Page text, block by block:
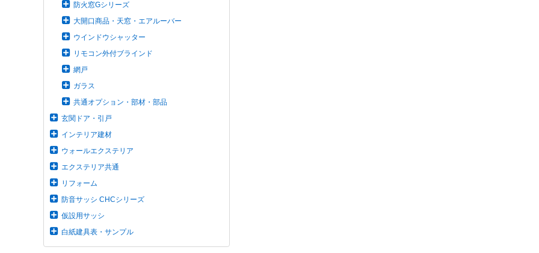
防火窓Gシリーズ
大開口商品・天窓・エアルーバー
ウインドウシャッター
リモコン外付ブラインド
網戸
ガラス
共通オプション・部材・部品
玄関ドア・引戸
インテリア建材
ウォールエクステリア
エクステリア共通
リフォーム
防音サッシ CHCシリーズ
仮設用サッシ
白紙建具表・サンプル